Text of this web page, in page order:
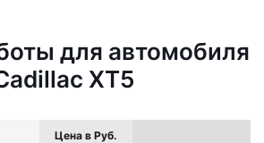
для автомобиля
XT5
Цена в Руб.